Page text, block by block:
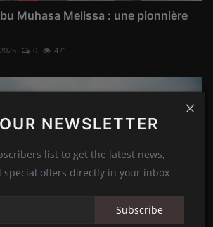
NEWSLETTER
list to get the latest news,
special offers directly in your inbox
Subscribe
Muhasa Melissa : une pionnière
0 471